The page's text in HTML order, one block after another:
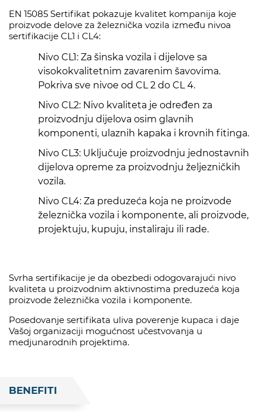
EN 15085 Sertifikat pokazuje kvalitet kompanija koje
proizvode delove za železnička vozila između nivoa
sertifikacije CL1 i CL4:
Nivo CL1: Za šinska vozila i dijelove sa
visokokvalitetnim zavarenim šavovima.
Pokriva sve nivoe od CL 2 do CL 4.
Nivo CL2: Nivo kvaliteta je određen za
proizvodnju dijelova osim glavnih
komponenti, ulaznih kapaka i krovnih fitinga.
Nivo CL3: Uključuje proizvodnju jednostavnih
dijelova opreme za proizvodnju željezničkih
vozila.
Nivo CL4: Za preduzeća koja ne proizvode
železnička vozila i komponente, ali proizvode,
projektuju, kupuju, instaliraju ili rade.
Svrha sertifikacije je da obezbedi odogovarajući nivo
kvaliteta u proizvodnim aktivnostima preduzeća koja
proizvode železnička vozila i komponente.
Posedovanje sertifikata uliva poverenje kupaca i daje
Vašoj organizaciji mogućnost učestvovanja u
medjunarodnih projektima.
BENEFITI